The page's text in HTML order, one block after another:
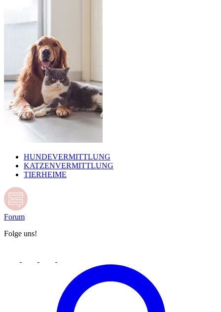
HUNDEVERMITTLUNG
KATZENVERMITTLUNG
TIERHEIME
Forum
Folge uns!